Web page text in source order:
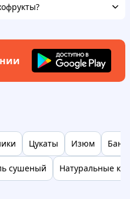
Цукаты Изюм
сушеный Натуральные